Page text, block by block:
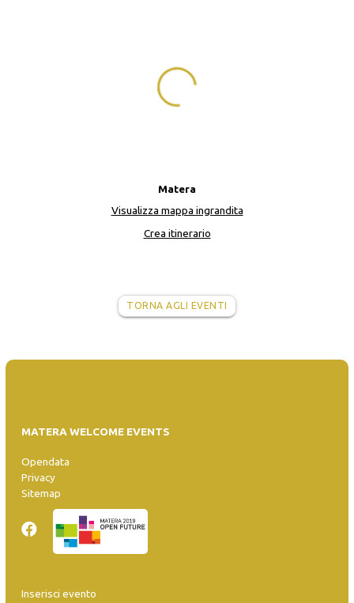
Matera
Visualizza mappa ingrandita
Crea itinerario
TORNA AGLI EVENTI
MATERA WELCOME EVENTS
Opendata
Privacy
Sitemap
Inserisci evento